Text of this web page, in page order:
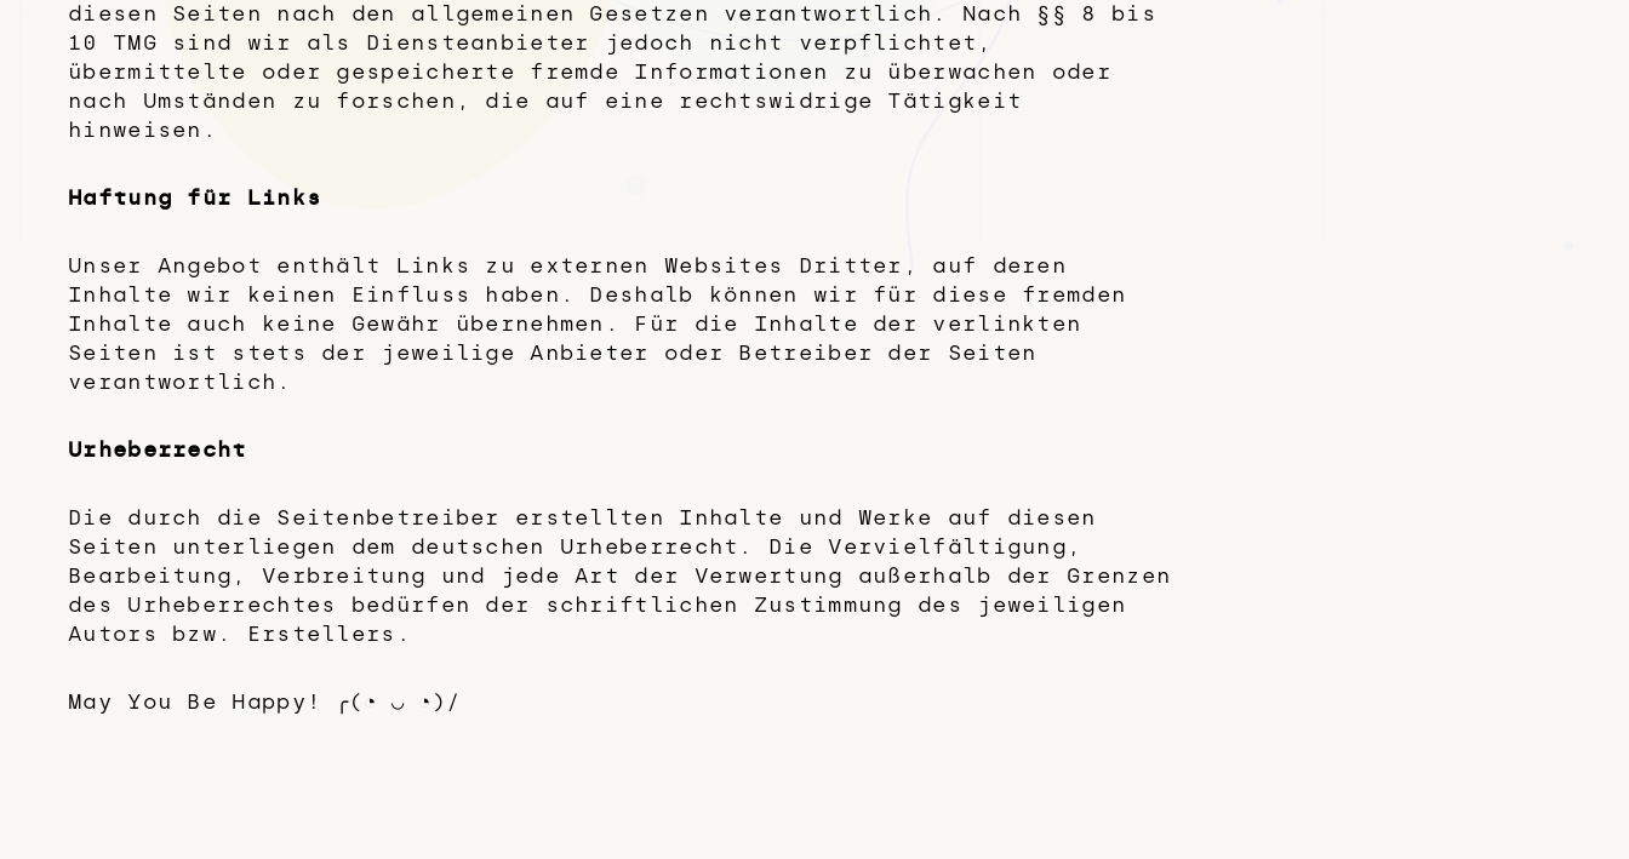
diesen Seiten nach den allgemeinen Gesetzen verantwortlich. Nach §§ 8 bis
10 TMG sind wir als Diensteanbieter jedoch nicht verpflichtet,
übermittelte oder gespeicherte fremde Informationen zu überwachen oder
nach Umständen zu forschen, die auf eine rechtswidrige Tätigkeit
hinweisen.
Haftung für Links
Unser Angebot enthält Links zu externen Websites Dritter, auf deren
Inhalte wir keinen Einfluss haben. Deshalb können wir für diese fremden
Inhalte auch keine Gewähr übernehmen. Für die Inhalte der verlinkten
Seiten ist stets der jeweilige Anbieter oder Betreiber der Seiten
verantwortlich.
Urheberrecht
Die durch die Seitenbetreiber erstellten Inhalte und Werke auf diesen
Seiten unterliegen dem deutschen Urheberrecht. Die Vervielfältigung,
Bearbeitung, Verbreitung und jede Art der Verwertung außerhalb der Grenzen
des Urheberrechtes bedürfen der schriftlichen Zustimmung des jeweiligen
Autors bzw. Erstellers.
May You Be Happy! ╭(◔ ◡ ◔)/